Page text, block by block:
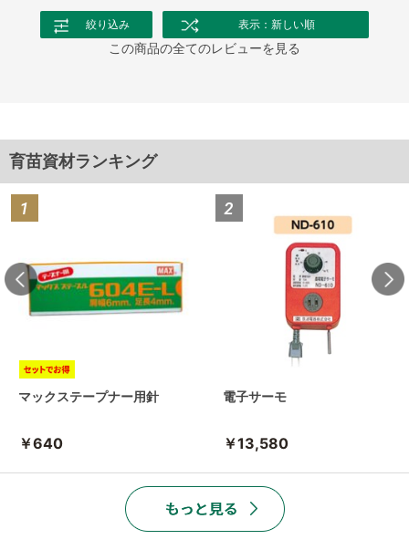
絞り込み 表示：新しい順
この商品の全てのレビューを見る
育苗資材ランキング
マックステープナー用針
￥640
電子サーモ
￥13,580